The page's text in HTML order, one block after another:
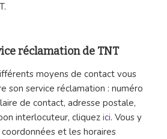
réclamation de TNT
moyens de contact vous
son service réclamation : numéro
de contact, adresse postale,
interlocuteur, cliquez ici. Vous y
et les horaires